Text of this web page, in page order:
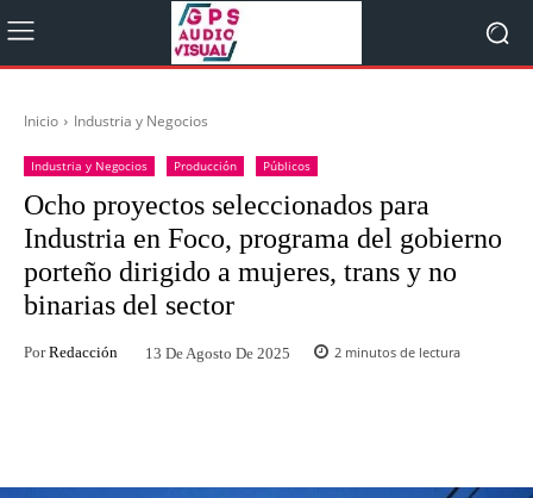
Inicio Industria y Negocios
Industria y Negocios Producción Públicos
Ocho proyectos seleccionados para
Industria en Foco, programa del gobierno
porteño dirigido a mujeres, trans y no
binarias del sector
Por Redacción 13 De Agosto De 2025 2 minutos de lectura